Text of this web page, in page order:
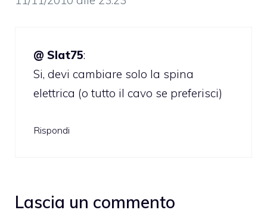
@ Slat75:
Si, devi cambiare solo la spina
elettrica (o tutto il cavo se preferisci)
Rispondi
Lascia un commento